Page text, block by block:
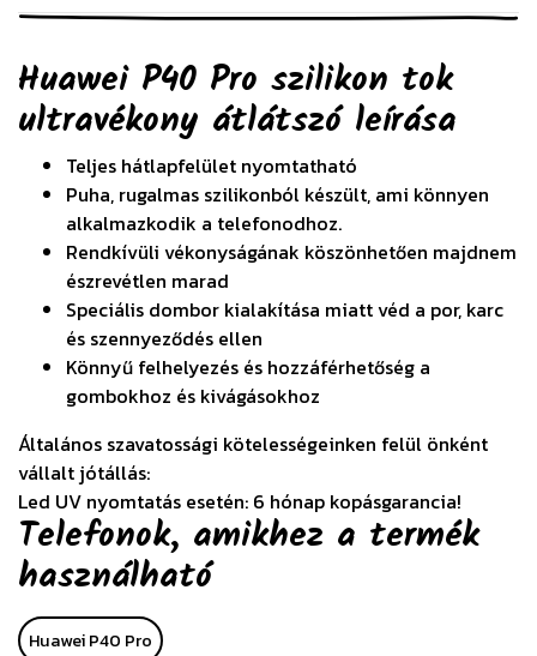
Huawei P40 Pro szilikon tok
ultravékony átlátszó leírása
Teljes hátlapfelület nyomtatható
Puha, rugalmas szilikonból készült, ami könnyen
alkalmazkodik a telefonodhoz.
Rendkívüli vékonyságának köszönhetően majdnem
észrevétlen marad
Speciális dombor kialakítása miatt véd a por, karc
és szennyeződés ellen
Könnyű felhelyezés és hozzáférhetőség a
gombokhoz és kivágásokhoz
Általános szavatossági kötelességeinken felül önként
vállalt jótállás:
Led UV nyomtatás esetén: 6 hónap kopásgarancia!
Telefonok, amikhez a termék
használható
Huawei P40 Pro